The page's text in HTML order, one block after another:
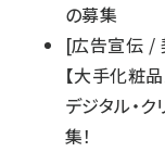
の募集
[広告宣伝 /
【大手化粧
デジタル・
集！